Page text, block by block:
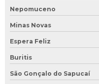
Nepomuceno
Minas Novas
Espera Feliz
Buritis
São Gonçalo do Sapucaí